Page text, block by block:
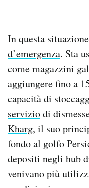
In questa
d’emergenza. Sta
come magazzini
aggiungere fino a
capacità di
serviziodi
Kharg, il suo
fondo al golfo
depositi negli hub
venivano più